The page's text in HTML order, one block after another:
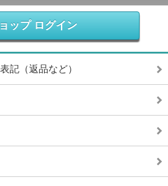
ップ ログイン
記（返品など）